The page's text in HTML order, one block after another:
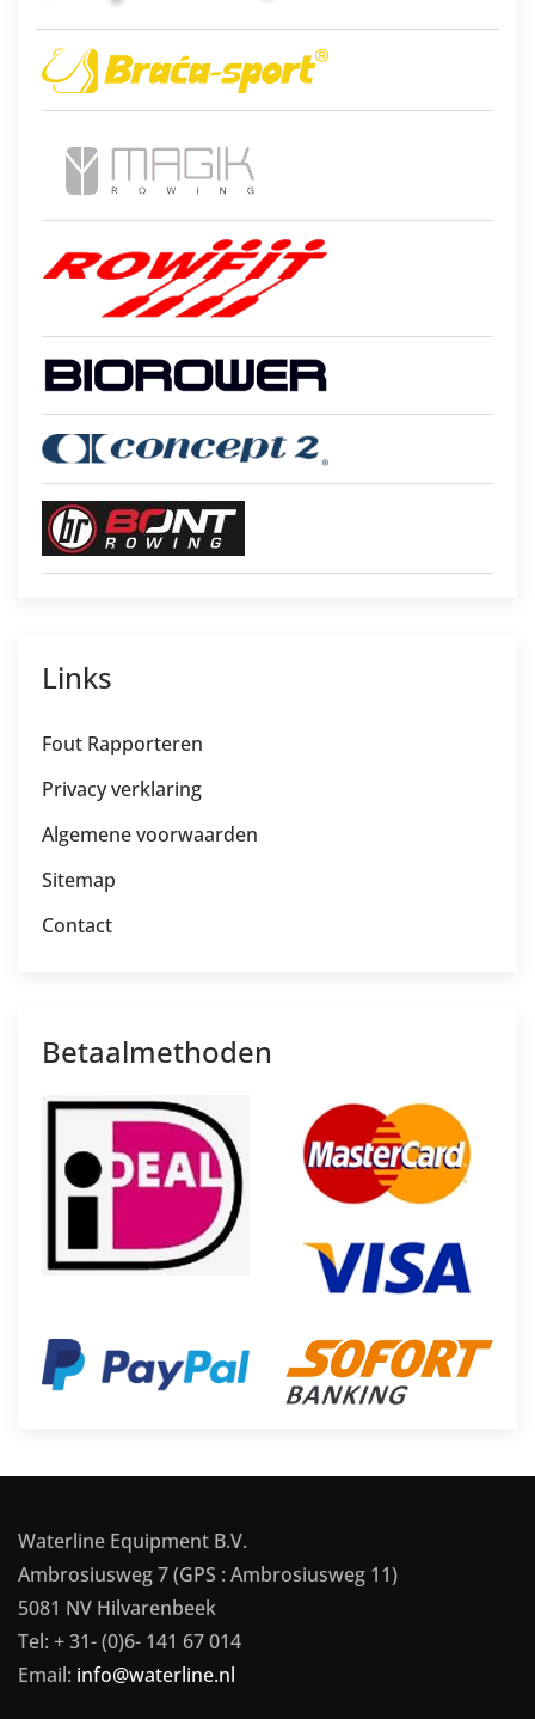
Links
Fout Rapporteren
Privacy verklaring
Algemene voorwaarden
Sitemap
Contact
Betaalmethoden
Waterline Equipment B.V.
Ambrosiusweg 7 (GPS : Ambrosiusweg 11)
5081 NV Hilvarenbeek
Tel: + 31- (0)6- 141 67 014
Email: info@waterline.nl